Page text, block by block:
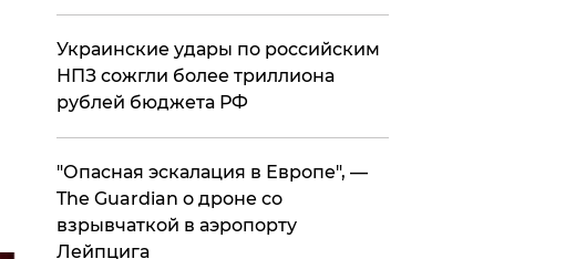
Украинские удары по российским
НПЗ сожгли более триллиона
рублей бюджета РФ
"Опасная эскалация в Европе", —
The Guardian о дроне со
взрывчаткой в аэропорту
Лейпцига